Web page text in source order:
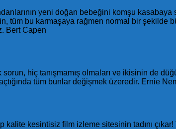
yeni doğan bebeğini komşu
tüm bu karmaşaya rağmen normal bir şekilde
Bert Capen
hiç tanışmamış olmaları ve ikisinin de
tüm bunlar değişmek üzeredir. Ernie
kesintisiz film izleme sitesinin tadını çıkar!